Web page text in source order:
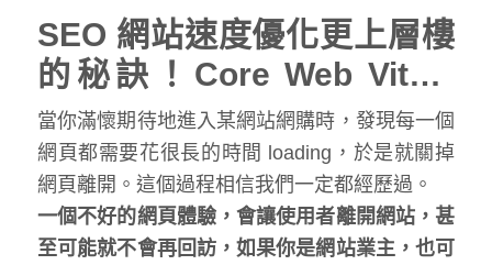
SEO 網站速度優化更上層樓
的秘訣！Core Web Vitals
網站核心指標
當你滿懷期待地進入某網站網購時，發現每一個
網頁都需要花很長的時間 loading，於是就關掉
網頁離開。這個過程相信我們一定都經歷過。
一個不好的網頁體驗，會讓使用者離開網站，甚
至可能就不會再回訪，如果你是網站業主，也可